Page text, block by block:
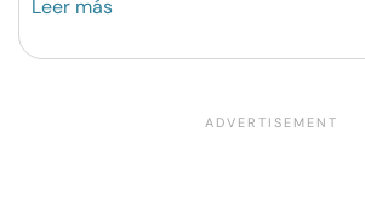
Leer más